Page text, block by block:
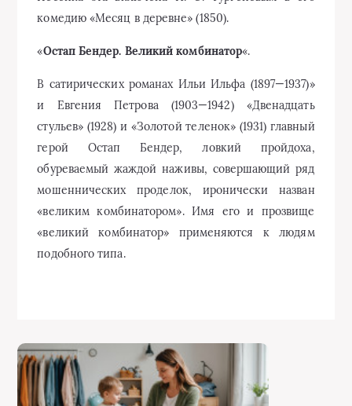
комедию «Месяц в деревне» (1850).
«Остап Бендер. Великий комбинатор«.
В сатирических романах Ильи Ильфа (1897—1937)»
и Евгения Петрова (1903—1942) «Двенадцать
стульев» (1928) и «Золотой теленок» (1931) главный
герой Остап Бендер, ловкий пройдоха,
обуреваемый жаждой наживы, совершающий ряд
мошеннических проделок, иронически назван
«великим комбинатором». Имя его и прозвище
«великий комбинатор» применяются к людям
подобного типа.